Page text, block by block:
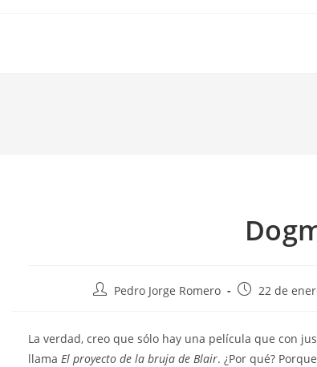
Autor
entrada:
Pedro Jorge Romero
Publicación
entrada:
22 de
La verdad, creo que sólo hay una película que con
llama El proyecto de la bruja de Blair. ¿Por qué?